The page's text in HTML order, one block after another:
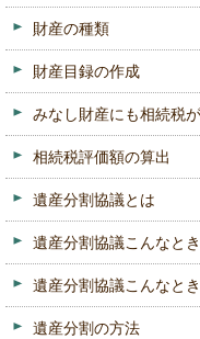
財産の種類
財産目録の作成
みなし財産にも相続税
相続税評価額の算出
遺産分割協議とは
遺産分割協議こんなと
遺産分割協議こんなと
遺産分割の方法